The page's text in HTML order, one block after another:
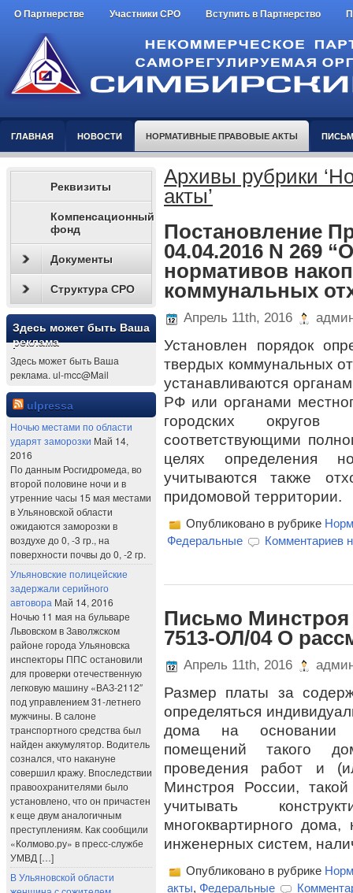
О Партнерстве Участники СРО Вступить в Партнерство
ГЛАВНАЯ НОВОСТИ НОРМАТИВНЫЕ ПРАВОВЫЕ АКТЫ
Реквизиты
Компенсационный
фонд
Документы
Структура СРО
Здесь может быть Ваша
реклама
Здесь может быть Ваша
реклама. ul-mcc@Mail
ulpressa
Ночью местами по области
ударят заморозки Май 14,
2016
По данным Росгидромеда, во
второй половине ночи и в
утренние часы 15 мая местами
в Ульяновской области
ожидаются заморозки в
воздухе до 0, -3 гр., на
поверхности почвы до 0, -2 гр.
Ульяновские полицейские
задержали серийного
автовора Май 14, 2016
Ночью 11 мая на бульваре
Львовском в Заволжском
районе города Ульяновска
инспекторы ППС остановили
для проверки отечественную
легковую машину «ВАЗ-2112″
под управлением 31-летнего
мужчины. В салоне
транспортного средства был
найден аккумулятор. Водитель
сознался, что накануне
совершил кражу. Впоследствии
правоохранителями было
установлено, что он причастен
к еще двум аналогичным
преступлениям. Как сообщили
«Колмово.ру» в пресс-службе
УМВД […]
В Ульяновской области
Архивы рубрики
акты’
Постановление
04.04.2016 N 269
нормативов
коммунальных
Апрель 11th, 2016
Установлен порядок
твердых коммунальных
устанавливаются
РФ или органами
городских
соответствующими
целях определения
учитываются также
придомовой территории.
Опубликовано в рубрике
Федеральные
Комментариев
Письмо Минстроя
7513-ОЛ/04 О
Апрель 11th, 2016
Размер платы за
определяться
дома на основании
помещений такого
проведения работ и
Минстроя России,
учитывать
многоквартирного
инженерных систем,
Опубликовано в рубрике
акты, Федеральные